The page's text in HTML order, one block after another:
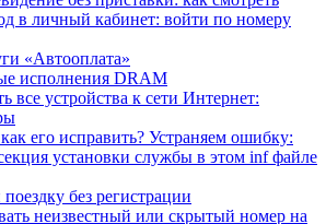
в личный кабинет: войти по номеру
«Автооплата»
исполнения DRAM
все устройства к сети Интернет:
его исправить? Устраняем ошибку:
установки службы в этом inf файле
без регистрации
неизвестный или скрытый номер на